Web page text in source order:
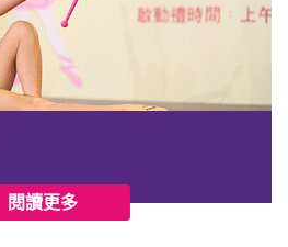
閱讀更多